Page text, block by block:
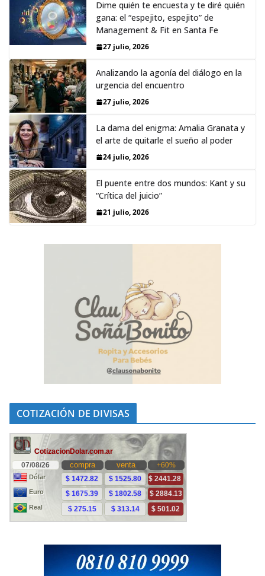
Dime quién te encuesta y te diré quién
gana: el “espejito, espejito” de
Management & Fit en Santa Fe
27 julio, 2026
Analizando la agonía del diálogo en la
urgencia del encuentro
27 julio, 2026
La dama del enigma: Amalia Granata y
el arte de quitarle el sueño al poder
24 julio, 2026
El puente entre dos mundos: Kant y su
“Crítica del juicio”
21 julio, 2026
COTIZACIÓN DE DIVISAS